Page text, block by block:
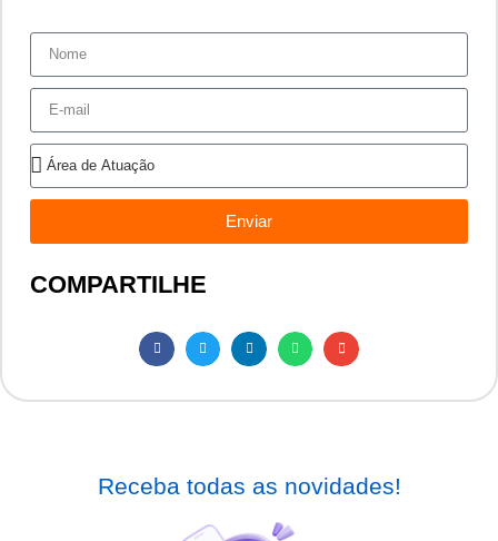
Enviar
COMPARTILHE
Receba todas as novidades!